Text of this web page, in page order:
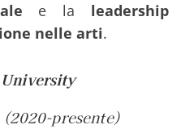
e la leadership
nelle arti.
(2020-presente)